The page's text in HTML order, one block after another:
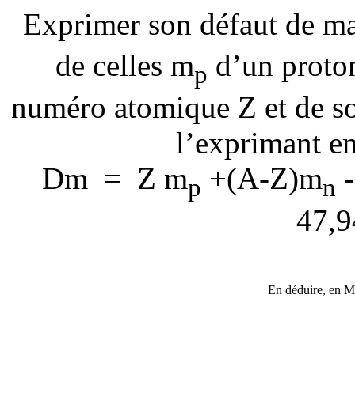
Exprimer son défaut de
de celles mp d’un
numéro atomique Z et de
l’exprimant
Dm = Z mp +(A-Z)mn -
En déduire, en